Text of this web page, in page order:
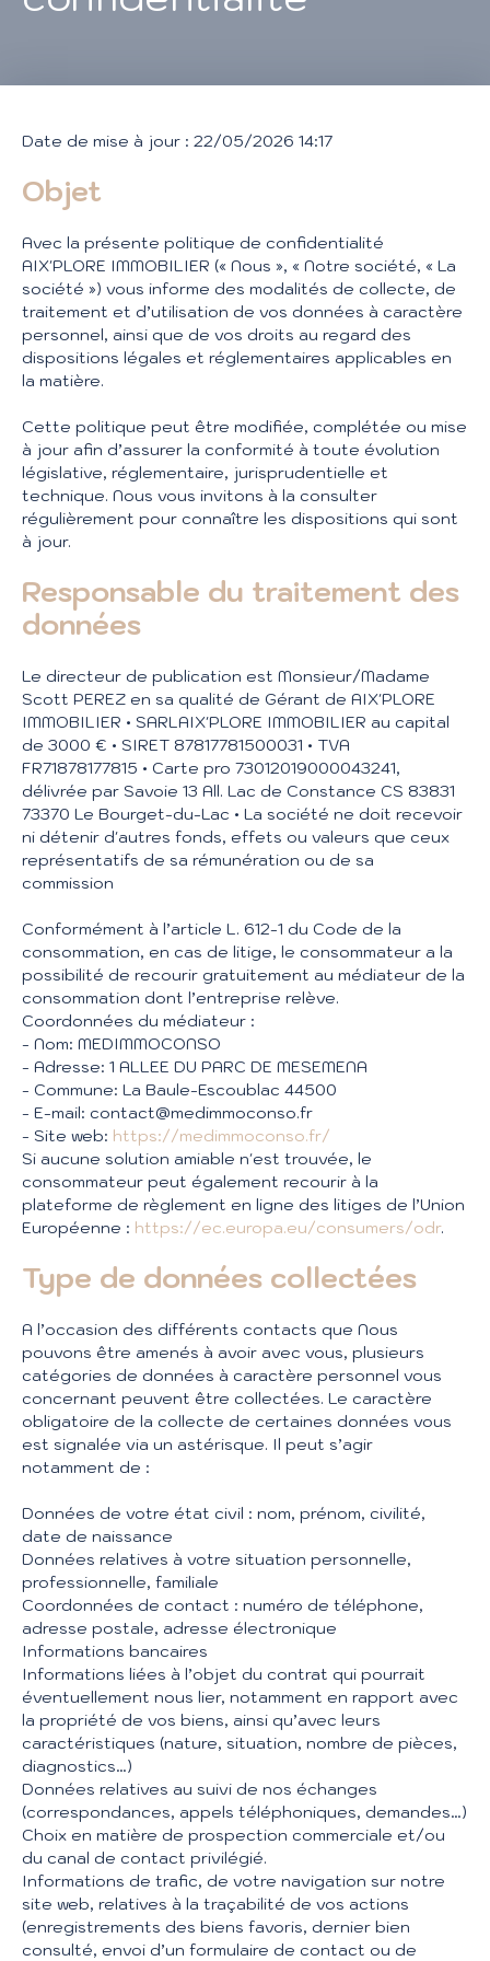
Date de mise à jour : 22/05/2026 14:17
Objet
Avec la présente politique de confidentialité
AIX'PLORE IMMOBILIER (« Nous », « Notre société, « La
société ») vous informe des modalités de collecte, de
traitement et d’utilisation de vos données à caractère
personnel, ainsi que de vos droits au regard des
dispositions légales et réglementaires applicables en
la matière.
Cette politique peut être modifiée, complétée ou mise
à jour afin d’assurer la conformité à toute évolution
législative, réglementaire, jurisprudentielle et
technique. Nous vous invitons à la consulter
régulièrement pour connaître les dispositions qui sont
à jour.
Responsable du traitement des
données
Le directeur de publication est Monsieur/Madame
Scott PEREZ en sa qualité de Gérant de AIX'PLORE
IMMOBILIER • SARLAIX'PLORE IMMOBILIER au capital
de 3000 € • SIRET 87817781500031 • TVA
FR71878177815 • Carte pro 73012019000043241,
délivrée par Savoie 13 All. Lac de Constance CS 83831
73370 Le Bourget-du-Lac • La société ne doit recevoir
ni détenir d'autres fonds, effets ou valeurs que ceux
représentatifs de sa rémunération ou de sa
commission
Conformément à l’article L. 612-1 du Code de la
consommation, en cas de litige, le consommateur a la
possibilité de recourir gratuitement au médiateur de la
consommation dont l’entreprise relève.
Coordonnées du médiateur :
- Nom: MEDIMMOCONSO
- Adresse: 1 ALLEE DU PARC DE MESEMENA
- Commune: La Baule-Escoublac 44500
- E-mail: contact@medimmoconso.fr
- Site web: https://medimmoconso.fr/
Si aucune solution amiable n'est trouvée, le
consommateur peut également recourir à la
plateforme de règlement en ligne des litiges de l’Union
Européenne : https://ec.europa.eu/consumers/odr.
Type de données collectées
A l’occasion des différents contacts que Nous
pouvons être amenés à avoir avec vous, plusieurs
catégories de données à caractère personnel vous
concernant peuvent être collectées. Le caractère
obligatoire de la collecte de certaines données vous
est signalée via un astérisque. Il peut s’agir
notamment de :
Données de votre état civil : nom, prénom, civilité,
date de naissance
Données relatives à votre situation personnelle,
professionnelle, familiale
Coordonnées de contact : numéro de téléphone,
adresse postale, adresse électronique
Informations bancaires
Informations liées à l’objet du contrat qui pourrait
éventuellement nous lier, notamment en rapport avec
la propriété de vos biens, ainsi qu’avec leurs
caractéristiques (nature, situation, nombre de pièces,
diagnostics…)
Données relatives au suivi de nos échanges
(correspondances, appels téléphoniques, demandes…)
Choix en matière de prospection commerciale et/ou
du canal de contact privilégié.
Informations de trafic, de votre navigation sur notre
site web, relatives à la traçabilité de vos actions
(enregistrements des biens favoris, dernier bien
consulté, envoi d’un formulaire de contact ou de